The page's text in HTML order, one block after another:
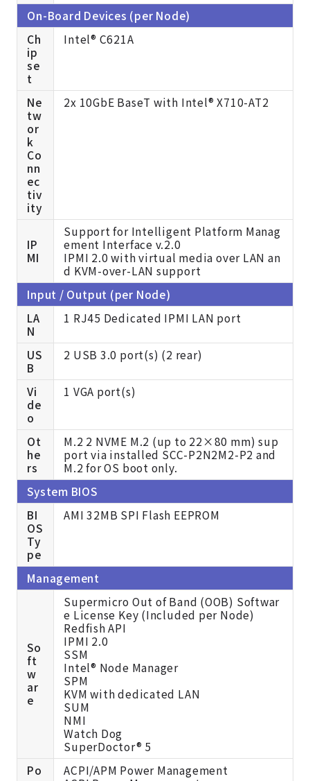
On-Board Devices (per Node)
Ch
ip
se
t
Intel® C621A
Ne
tw
or
k
Co
nn
ec
tiv
ity
2x 10GbE BaseT with Intel® X710-AT2
IP
MI
Support for Intelligent Platform Manag
ement Interface v.2.0
IPMI 2.0 with virtual media over LAN an
d KVM-over-LAN support
Input / Output (per Node)
LA
N
1 RJ45 Dedicated IPMI LAN port
US
B
2 USB 3.0 port(s) (2 rear)
Vi
de
o
1 VGA port(s)
Ot
he
rs
M.2 2 NVME M.2 (up to 22×80 mm) sup
port via installed SCC-P2N2M2-P2 and
M.2 for OS boot only.
System BIOS
BI
OS
Ty
pe
AMI 32MB SPI Flash EEPROM
Management
So
ft
w
ar
e
Supermicro Out of Band (OOB) Softwar
e License Key (Included per Node)
Redfish API
IPMI 2.0
SSM
Intel® Node Manager
SPM
KVM with dedicated LAN
SUM
NMI
Watch Dog
SuperDoctor® 5
Po
ACPI/APM Power Management